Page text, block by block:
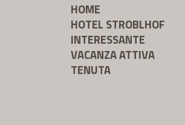
HOME
HOTEL STROBLHOF
INTERESSANTE
VACANZA ATTIVA
TENUTA